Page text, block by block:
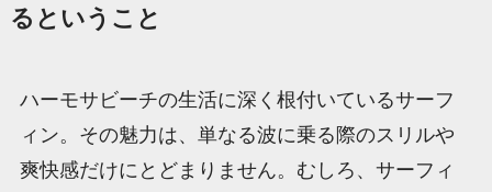
るということ
ハーモサビーチの生活に深く根付いているサーフ
ィン。その魅力は、単なる波に乗る際のスリルや
爽快感だけにとどまりません。むしろ、サーフィ